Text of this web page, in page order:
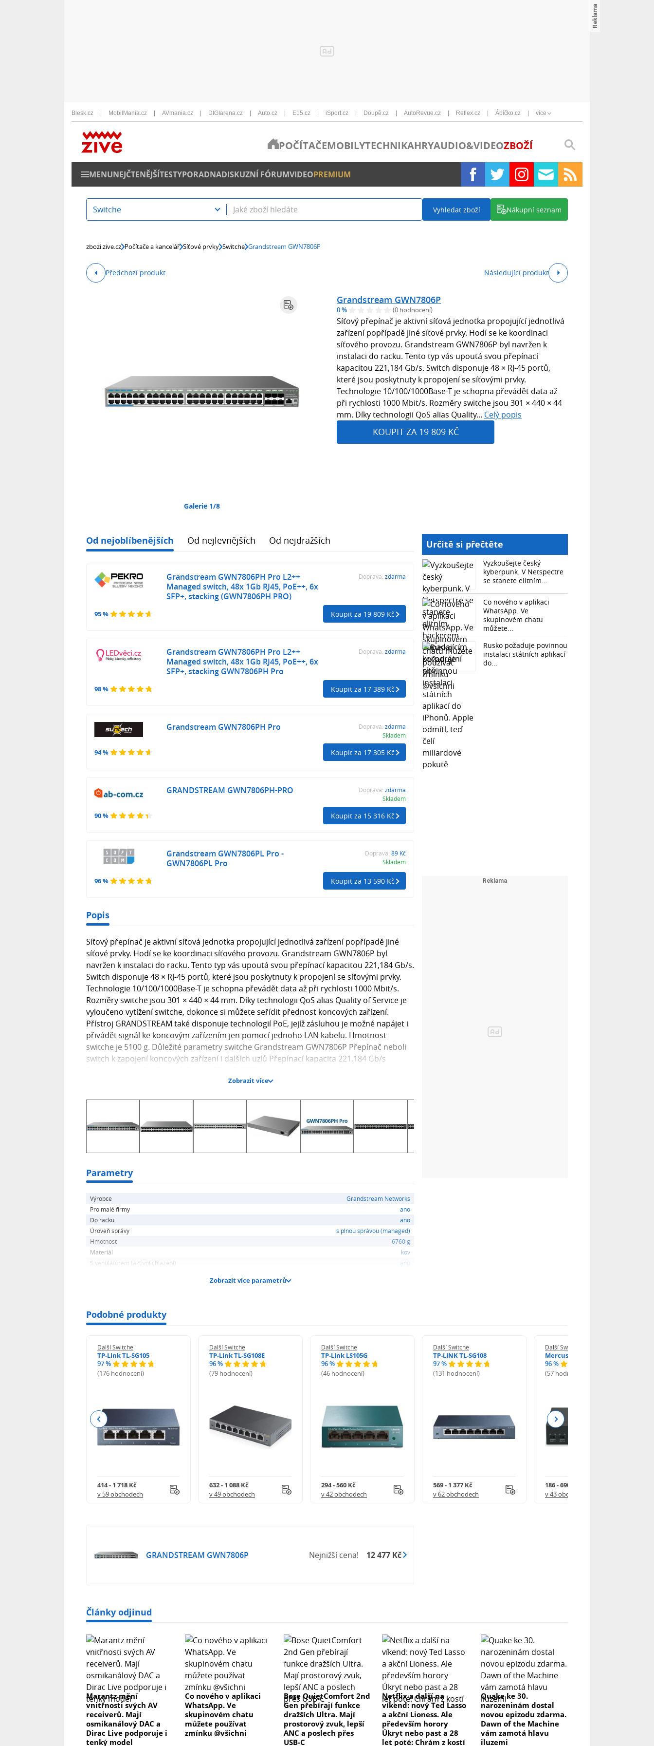
Blesk.cz MobilMania.cz AVmania.cz DIGIarena.cz Auto.cz E15.cz iSport.cz Doupě.cz AutoRevue.cz Reflex.cz Ábíčko.cz více
POČÍTAČEMOBILYTECHNIKAHRYAUDIO&VIDEOZBOŽÍ
MENUNEJČTENĚJŠÍTESTYPORADNADISKUZNÍ FÓRUMVIDEOPREMIUM
Switche Vyhledat zboží Nákupní seznam
zbozi.zive.cz Počítače a kancelář Síťové prvky Switche Grandstream GWN7806P
Předchozí produkt Následující produkt
Galerie 1/8
Grandstream GWN7806P
0 % (0 hodnocení)
Síťový přepínač je aktivní síťová jednotka propojující jednotlivá
zařízení popřípadě jiné síťové prvky. Hodí se ke koordinaci
síťového provozu. Grandstream GWN7806P byl navržen k
instalaci do racku. Tento typ vás upoutá svou přepínací
kapacitou 221,184 Gb/s. Switch disponuje 48 × RJ-45 portů,
které jsou poskytnuty k propojení se síťovými prvky.
Technologie 10/100/1000Base-T je schopna převádět data až
při rychlosti 1000 Mbit/s. Rozměry switche jsou 301 × 440 × 44
mm. Díky technologii QoS alias Quality... Celý popis
KOUPIT ZA 19 809 KČ
Od nejoblíbenějších Od nejlevnějších Od nejdražších
95 %
Grandstream GWN7806PH Pro L2++
Managed switch, 48x 1Gb RJ45, PoE++, 6x
SFP+, stacking (GWN7806PH PRO)
Doprava: zdarma
Koupit za 19 809 Kč
98 %
Grandstream GWN7806PH Pro L2++
Managed switch, 48x 1Gb RJ45, PoE++, 6x
SFP+, stacking GWN7806PH Pro
Doprava: zdarma
Koupit za 17 389 Kč
94 %
Grandstream GWN7806PH Pro Doprava: zdarma
Skladem
Koupit za 17 305 Kč
90 %
GRANDSTREAM GWN7806PH-PRO Doprava: zdarma
Skladem
Koupit za 15 316 Kč
96 %
Grandstream GWN7806PL Pro -
GWN7806PL Pro
Doprava: 89 Kč
Skladem
Koupit za 13 590 Kč
Popis
Síťový přepínač je aktivní síťová jednotka propojující jednotlivá zařízení popřípadě jiné
síťové prvky. Hodí se ke koordinaci síťového provozu. Grandstream GWN7806P byl
navržen k instalaci do racku. Tento typ vás upoutá svou přepínací kapacitou 221,184 Gb/s.
Switch disponuje 48 × RJ-45 portů, které jsou poskytnuty k propojení se síťovými prvky.
Technologie 10/100/1000Base-T je schopna převádět data až při rychlosti 1000 Mbit/s.
Rozměry switche jsou 301 × 440 × 44 mm. Díky technologii QoS alias Quality of Service je
vyloučeno vytížení switche, dokonce si můžete seřídit přednost koncových zařízení.
Přístroj GRANDSTREAM také disponuje technologií PoE, jejíž zásluhou je možné napájet i
přivádět signál ke koncovým zařízením jen pomocí jednoho LAN kabelu. Hmotnost
switche je 5100 g. Důležité parametry switche Grandstream GWN7806P Přepínač neboli
switch k zapojení koncových zařízení i dalších uzlů Přepínací kapacita 221,184 Gb/s
Zobrazit více
Parametry
Výrobce
Grandstream Networks
Pro malé firmy
ano
Do racku
ano
Úroveň správy
s plnou správou (managed)
Hmotnost
6760 g
Materiál
kov
S ventilátorem (aktivní chlazení)
ano
Zobrazit více parametrů
Určitě si přečtěte
Vyzkoušejte český
kyberpunk. V Netspectre
se stanete elitním...
Co nového v aplikaci
WhatsApp. Ve
skupinovém chatu
můžete...
Rusko požaduje povinnou
instalaci státních aplikací
do...
Podobné produkty
Další Switche
TP-Link TL-SG105
97 %
(176 hodnocení)
414 - 1 718 Kč
v 59 obchodech
Další Switche
TP-Link TL-SG108E
96 %
(79 hodnocení)
632 - 1 088 Kč
v 49 obchodech
Další Switche
TP-Link LS105G
96 %
(46 hodnocení)
294 - 560 Kč
v 42 obchodech
Další Switche
TP-LINK TL-SG108
97 %
(131 hodnocení)
569 - 1 377 Kč
v 62 obchodech
Další Switche
Mercusys MS105G
96 %
(57 hodnocení)
186 - 690 Kč
v 43 obchodech
Previous Next
GRANDSTREAM GWN7806P Nejnižší cena! 12 477 Kč
Články odjinud
Marantz mění
vnitřnosti svých AV
receiverů. Mají
osmikanálový DAC a
Dirac Live podporuje i
tenký model
Co nového v aplikaci
WhatsApp. Ve
skupinovém chatu
můžete používat
zmínku @všichni
Bose QuietComfort 2nd
Gen přebírají funkce
dražších Ultra. Mají
prostorový zvuk, lepší
ANC a poslech přes
USB-C
Netflix a další na
víkend: nový Ted Lasso
a akční Lioness. Ale
především horory
Úkryt nebo past a 28
let poté: Chrám z kostí
Quake ke 30.
narozeninám dostal
novou epizodu zdarma.
Dawn of the Machine
vám zamotá hlavu
iluzemi